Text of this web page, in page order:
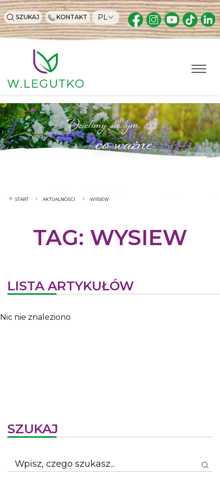
SZUKAJ KONTAKT PL
Dzielimy się tym,
co ważne
START AKTUALNOŚCI WYSIEW
TAG: WYSIEW
LISTA ARTYKUŁÓW
Nic nie znaleziono
SZUKAJ